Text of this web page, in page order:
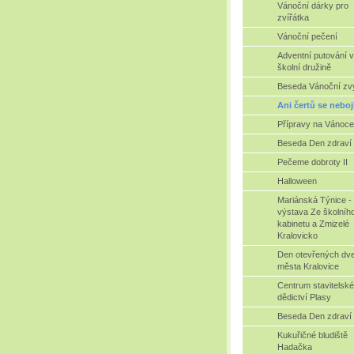
Vánoční dárky pro
zvířátka
Vánoční pečení
Adventní putování
školní družině
Beseda Vánoční
Ani čertů se
Přípravy na Vánoce
Beseda Den zdraví
Pečeme dobroty II
Halloween
Mariánská Týnice -
výstava Ze
kabinetu a Zmizelé
Kralovicko
Den otevřených
města Kralovice
Centrum
dědictví Plasy
Beseda Den zdraví
Kukuřičné bludiště
Hadačka